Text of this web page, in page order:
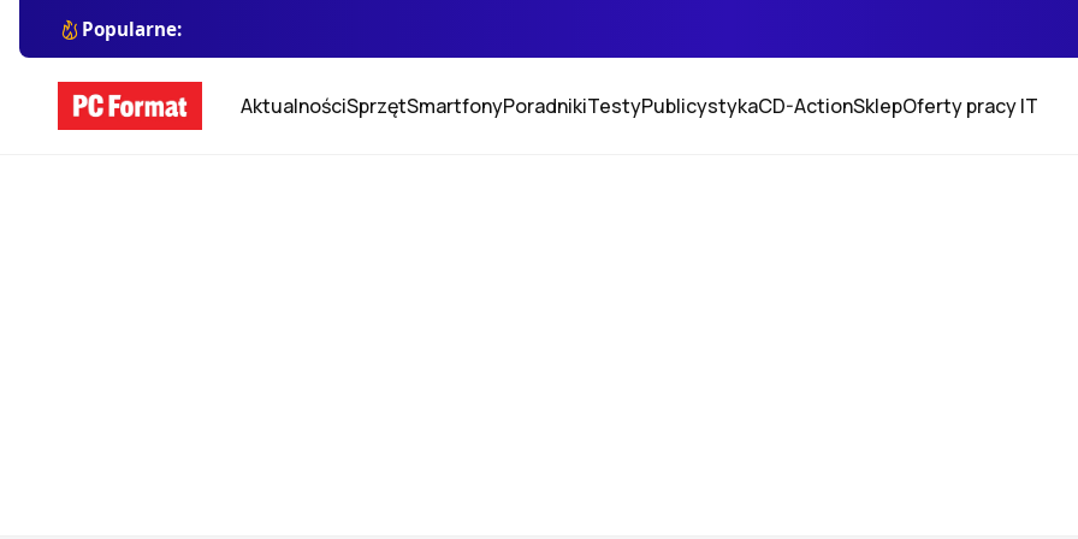
Popularne:
AktualnościSprzętSmartfonyPoradnikiTestyPublicystykaCD-ActionSklepOferty pracy IT